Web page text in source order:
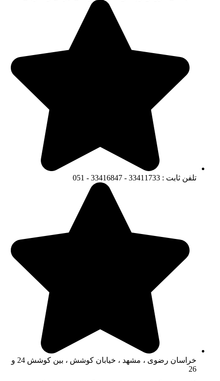
تلفن ثابت : 33411733 - 33416847 - 051
خراسان رضوی ، مشهد ، خیابان کوشش ، بین کوشش 24 و
26